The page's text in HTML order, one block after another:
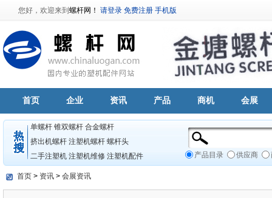
您好，欢迎来到 螺杆网！ 请登录 免费注册 手机版
首页 企业 资讯 产品 商机 会展
单螺杆 锥双螺杆 合金螺杆
挤出机螺杆 注塑机螺杆 螺杆头
二手注塑机 注塑机维修 注塑机配件 产品目录 供应商
首页 > 资讯 > 会展资讯